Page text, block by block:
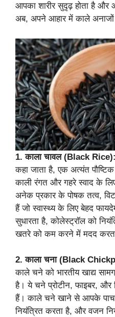
आपका शारीर सुदृढ़ होता है और
अब, अपने आहार में काले
1. काला चावल (Black Rice):
कहा जाता है, एक अत्यंत
काली रंगत और गहरे स्वाद के
अनेक प्रकार के पोषक तत्व,
हैं जो स्वास्थ्य के लिए बेहद
सुधारता है, कोलेस्ट्रॉल को
खतरे को कम करने में मदद
2. काला चना (Black
काले चने को भारतीय खाद्य
है। ये चने प्रोटीन, फाइबर, और
हैं। काले चने खाने से आपके
नियंत्रित करता है, और वजन